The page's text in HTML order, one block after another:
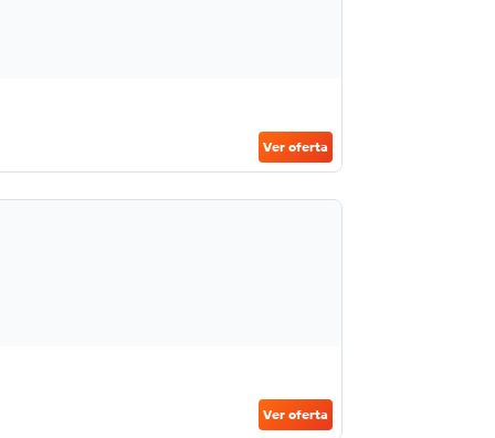
Ver oferta
Ver oferta